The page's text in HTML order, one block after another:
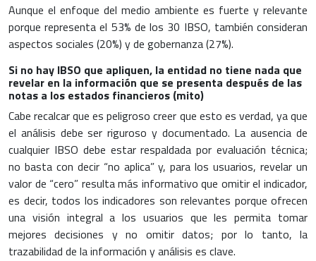
Aunque el enfoque del medio ambiente es fuerte y relevante
porque representa el 53% de los 30 IBSO, también consideran
aspectos sociales (20%) y de gobernanza (27%).
Si no hay IBSO que apliquen, la entidad no tiene nada que
revelar en la información que se presenta después de las
notas a los estados financieros (mito)
Cabe recalcar que es peligroso creer que esto es verdad, ya que
el análisis debe ser riguroso y documentado. La ausencia de
cualquier IBSO debe estar respaldada por evaluación técnica;
no basta con decir “no aplica” y, para los usuarios, revelar un
valor de “cero” resulta más informativo que omitir el indicador,
es decir, todos los indicadores son relevantes porque ofrecen
una visión integral a los usuarios que les permita tomar
mejores decisiones y no omitir datos; por lo tanto, la
trazabilidad de la información y análisis es clave.